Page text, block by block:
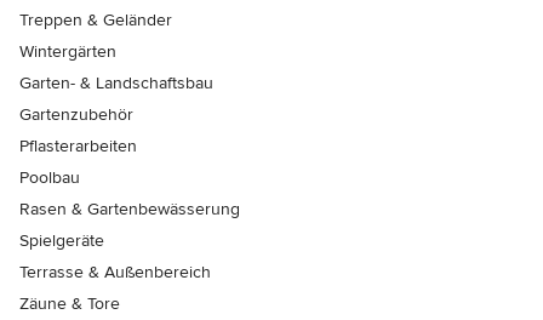
Treppen & Geländer
Wintergärten
Garten- & Landschaftsbau
Gartenzubehör
Pflasterarbeiten
Poolbau
Rasen & Gartenbewässerung
Spielgeräte
Terrasse & Außenbereich
Zäune & Tore